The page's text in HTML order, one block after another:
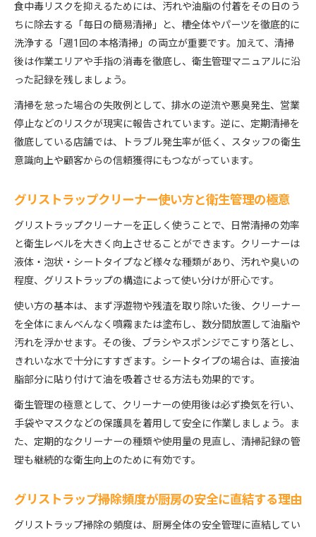
食中毒リスクを抑えるためには、汚れや油脂の付着をその日のう
ちに除去する「毎日の簡易清掃」と、槽全体やパーツを徹底的に
洗浄する「週1回の本格清掃」の両立が重要です。加えて、清掃
後は作業エリアや手指の消毒を徹底し、衛生管理マニュアルに沿
った記録を残しましょう。
清掃を怠った場合の失敗例として、排水の逆流や悪臭発生、営業
停止などのリスクが現実に報告されています。逆に、定期清掃を
徹底している店舗では、トラブル発生率が低く、スタッフの衛生
意識向上や顧客からの信頼獲得にもつながっています。
グリストラップクリーナー使い方と衛生管理の極意
グリストラップクリーナーを正しく使うことで、日常清掃の効率
と衛生レベルを大きく向上させることができます。クリーナーは
液体・泡状・シートタイプなど様々な種類があり、汚れや臭いの
程度、グリストラップの構造によって使い分けが肝心です。
使い方の基本は、まず浮遊物や残渣を取り除いた後、クリーナー
を全体にまんべんなく噴霧または塗布し、数分間放置して油脂や
汚れを浮かせます。その後、ブラシやスポンジでこすり落とし、
きれいな水で十分にすすぎます。シートタイプの場合は、直接油
脂部分に貼り付けて油を吸着させる方法も効果的です。
衛生管理の極意として、クリーナーの使用後は必ず換気を行い、
手袋やマスクなどの保護具を着用して安全に作業しましょう。ま
た、定期的なクリーナーの種類や使用量の見直し、清掃記録の管
理も継続的な衛生向上のために有効です。
グリストラップ掃除頻度が厨房の安全に直結する理由
グリストラップ掃除の頻度は、厨房全体の安全管理に直結してい